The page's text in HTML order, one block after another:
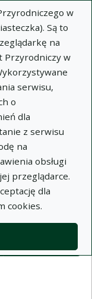
w
Są to
na
Przyrodniczy w
serwisu,
o
dla
z serwisu
na
obsługi
przeglądarce.
dla
cookies.
treści)